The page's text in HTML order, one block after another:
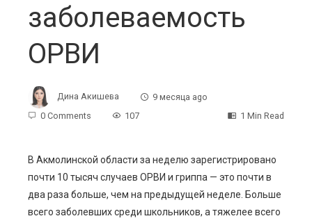
заболеваемость
ОРВИ
Дина Акишева
9 месяца ago
0 Comments
107 1 Min Read
В Акмолинской области за неделю зарегистрировано
почти 10 тысяч случаев ОРВИ и гриппа — это почти в
два раза больше, чем на предыдущей неделе. Больше
всего заболевших среди школьников, а тяжелее всего